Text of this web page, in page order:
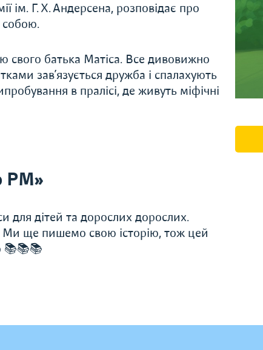
ім. Г. Х. Андерсена, розповідає про
собою.
свого батька Матіса. Все дивовижно
зав’язується дружба і спалахують
в пралісі, де живуть міфічні
РМ»
для дітей та дорослих дорослих.
Ми ще пишемо свою історію, тож цей
📚📚📚